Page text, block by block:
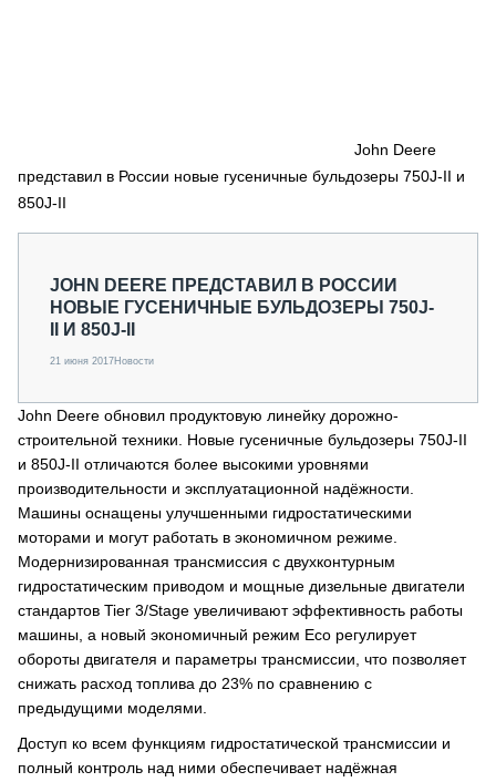
СПЕЦПРОЕКТЫ
МЕРОПРИЯТИЯ
СТАТЬИ ПО КАТЕГОРИЯМ ТЕХНИКИ
John Deere
представил в России новые гусеничные бульдозеры 750J-II и
850J-II
JOHN DEERE ПРЕДСТАВИЛ В РОССИИ
НОВЫЕ ГУСЕНИЧНЫЕ БУЛЬДОЗЕРЫ 750J-
II И 850J-II
21 июня 2017Новости
John Deere обновил продуктовую линейку дорожно-
строительной техники. Новые гусеничные бульдозеры 750J-II
и 850J-II отличаются более высокими уровнями
производительности и эксплуатационной надёжности.
Машины оснащены улучшенными гидростатическими
моторами и могут работать в экономичном режиме.
Модернизированная трансмиссия с двухконтурным
гидростатическим приводом и мощные дизельные двигатели
стандартов Tier 3/Stage увеличивают эффективность работы
машины, а новый экономичный режим Eco регулирует
обороты двигателя и параметры трансмиссии, что позволяет
снижать расход топлива до 23% по сравнению с
предыдущими моделями.
Доступ ко всем функциям гидростатической трансмиссии и
полный контроль над ними обеспечивает надёжная